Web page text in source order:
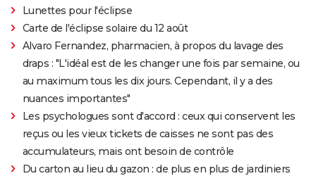
Lunettes pour l'éclipse
Carte de l'éclipse solaire du 12 août
Alvaro Fernandez, pharmacien, à propos du lavage des
draps : "L'idéal est de les changer une fois par semaine, ou
au maximum tous les dix jours. Cependant, il y a des
nuances importantes"
Les psychologues sont d'accord : ceux qui conservent les
reçus ou les vieux tickets de caisses ne sont pas des
accumulateurs, mais ont besoin de contrôle
Du carton au lieu du gazon : de plus en plus de jardiniers